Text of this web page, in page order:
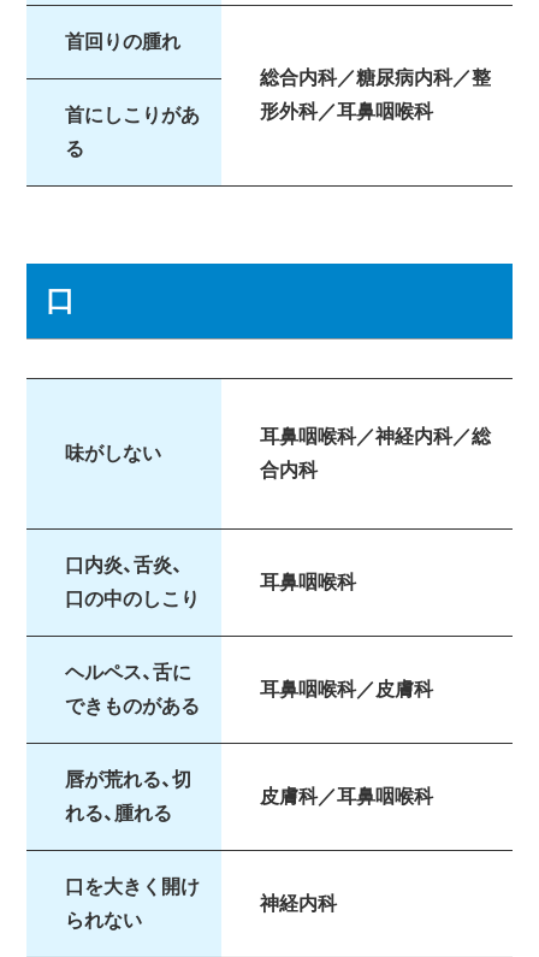
首回りの腫れ
首にしこりがあ
る
総合内科／糖尿病内科／整
形外科／耳鼻咽喉科
口
味がしない
耳鼻咽喉科／神経内科／総
合内科
口内炎、舌炎、
口の中のしこり
耳鼻咽喉科
ヘルペス、舌に
できものがある
耳鼻咽喉科／皮膚科
唇が荒れる、切
れる、腫れる
皮膚科／耳鼻咽喉科
口を大きく開け
られない
神経内科